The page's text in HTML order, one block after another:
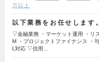
万以上
以下業務をお任せします。
▽金融業務 ・マーケット運用 ・リ
M ・プロジェクトファイナンス ・
L対応 ▽信用…